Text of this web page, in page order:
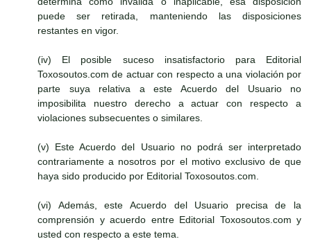
puede ser retirada, manteniendo las disposiciones
restantes en vigor.
(iv) El posible suceso insatisfactorio para Editorial
Toxosoutos.com de actuar con respecto a una violación por
parte suya relativa a este Acuerdo del Usuario no
imposibilita nuestro derecho a actuar con respecto a
violaciones subsecuentes o similares.
(v) Este Acuerdo del Usuario no podrá ser interpretado
contrariamente a nosotros por el motivo exclusivo de que
haya sido producido por Editorial Toxosoutos.com.
(vi) Además, este Acuerdo del Usuario precisa de la
comprensión y acuerdo entre Editorial Toxosoutos.com y
usted con respecto a este tema.